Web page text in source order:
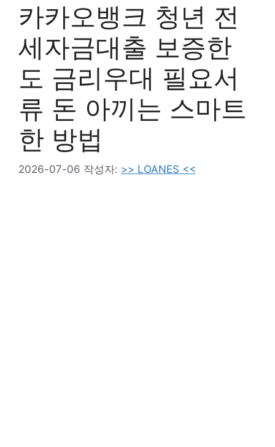
카카오뱅크 청년 전
세자금대출 보증한
도 금리우대 필요서
류 돈 아끼는 스마트
한 방법
2026-07-06 작성자: >> LOANES <<